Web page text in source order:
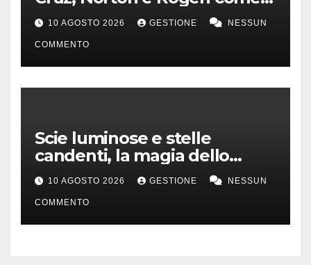
un gruppo jazz
10 AGOSTO 2026 GESTIONE NESSUN
COMMENTO
Scie luminose e stelle
candenti, la magia dello
stargazing
10 AGOSTO 2026 GESTIONE NESSUN
COMMENTO